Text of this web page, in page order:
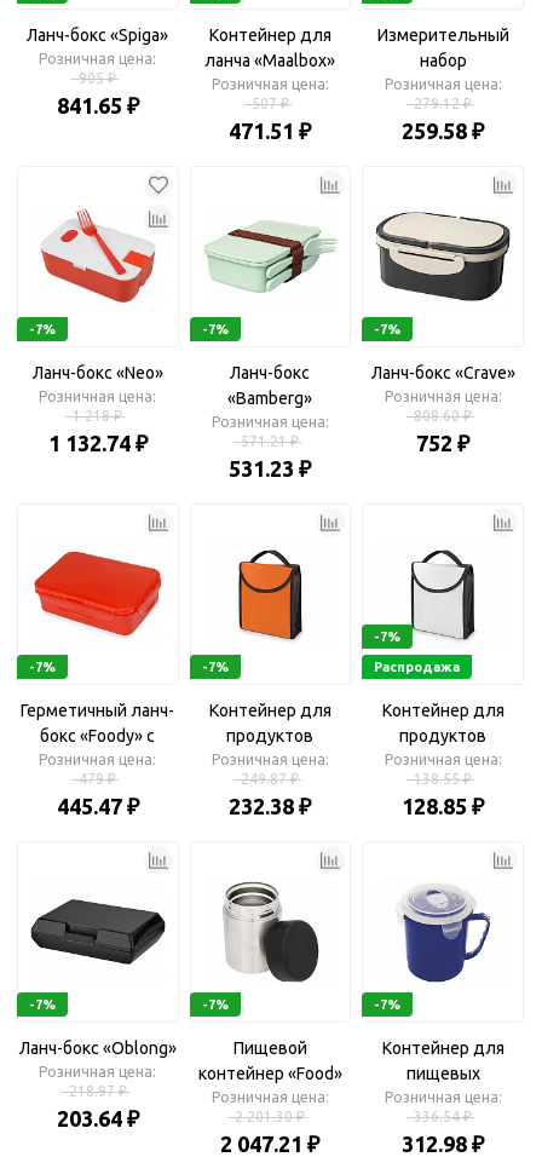
Ланч-бокс «Spiga»
Розничная цена:
905 ₽
841.65 ₽
Контейнер для
ланча «Maalbox»
Розничная цена:
507 ₽
471.51 ₽
Измерительный
набор
Розничная цена:
279.12 ₽
259.58 ₽
-7%
Ланч-бокс «Neo»
Розничная цена:
1 218 ₽
1 132.74 ₽
-7%
Ланч-бокс
«Bamberg»
Розничная цена:
571.21 ₽
531.23 ₽
-7%
Ланч-бокс «Crave»
Розничная цена:
808.60 ₽
752 ₽
-7%
Герметичный ланч-
бокс «Foody» с
двумя секциями
Розничная цена:
479 ₽
445.47 ₽
-7%
Контейнер для
продуктов
«Лейквуд»
Розничная цена:
249.87 ₽
232.38 ₽
-7%
Распродажа
Контейнер для
продуктов
"Лейквуд"
Розничная цена:
138.55 ₽
128.85 ₽
-7%
Ланч-бокс «Oblong»
Розничная цена:
218.97 ₽
203.64 ₽
-7%
Пищевой
контейнер «Food»
Розничная цена:
2 201.30 ₽
2 047.21 ₽
-7%
Контейнер для
пищевых
продуктов «Billy»
Розничная цена:
336.54 ₽
312.98 ₽